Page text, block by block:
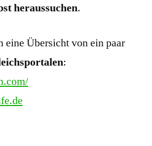
heraussuchen.
eine Übersicht von ein paar
: